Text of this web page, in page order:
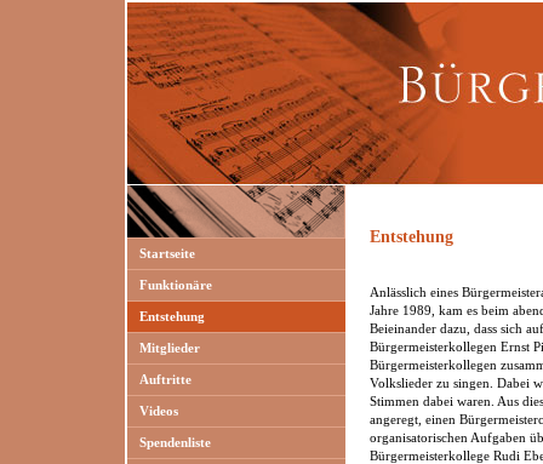
Startseite
Funktionäre
Entstehung
Mitglieder
Auftritte
Videos
Spendenliste
Entstehung
Anlässlich eines
Jahre 1989, kam es beim
Beieinander dazu, dass sich
Bürgermeisterkollegen Ernst
Bürgermeisterkollegen
Volkslieder zu singen. Dabei
Stimmen dabei waren. Aus
angeregt, einen
organisatorischen Aufgaben
Bürgermeisterkollege Rudi